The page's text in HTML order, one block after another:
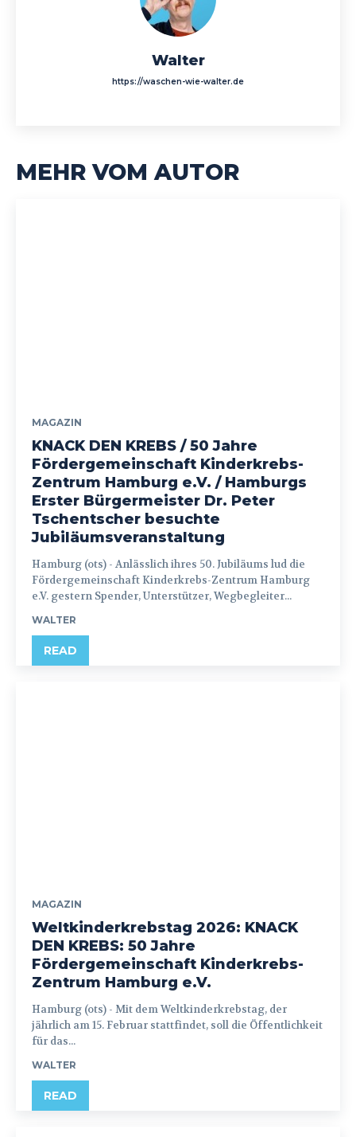
Walter
https://waschen-wie-walter.de
MEHR VOM AUTOR
MAGAZIN
KNACK DEN KREBS / 50 Jahre
Fördergemeinschaft Kinderkrebs-
Zentrum Hamburg e.V. / Hamburgs
Erster Bürgermeister Dr. Peter
Tschentscher besuchte
Jubiläumsveranstaltung
Hamburg (ots) - Anlässlich ihres 50. Jubiläums lud die
Fördergemeinschaft Kinderkrebs-Zentrum Hamburg
e.V. gestern Spender, Unterstützer, Wegbegleiter...
WALTER
READ
MAGAZIN
Weltkinderkrebstag 2026: KNACK
DEN KREBS: 50 Jahre
Fördergemeinschaft Kinderkrebs-
Zentrum Hamburg e.V.
Hamburg (ots) - Mit dem Weltkinderkrebstag, der
jährlich am 15. Februar stattfindet, soll die Öffentlichkeit
für das...
WALTER
READ